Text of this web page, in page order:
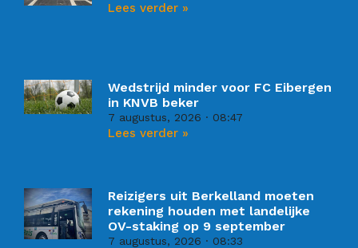
Lees verder »
Wedstrijd minder voor FC Eibergen
in KNVB beker
7 augustus, 2026 08:47
Lees verder »
Reizigers uit Berkelland moeten
rekening houden met landelijke
OV-staking op 9 september
7 augustus, 2026 08:33